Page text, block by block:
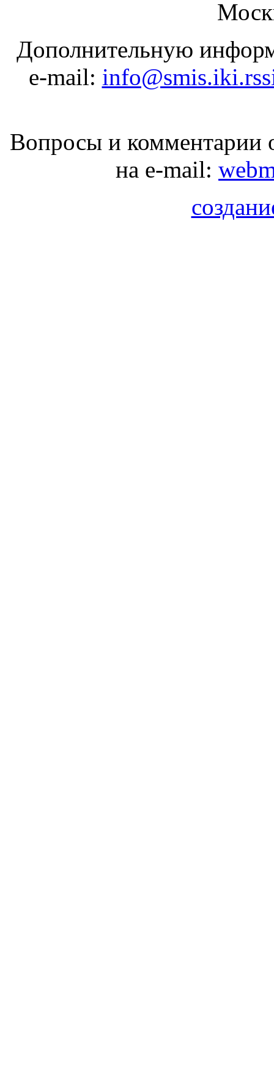
Дополнительную
e-mail:
Вопросы и комментарии
на e-mail: